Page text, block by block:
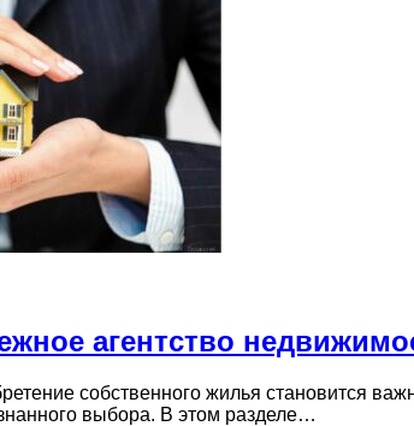
агентство
собственного жилья становится
выбора. В этом разделе…